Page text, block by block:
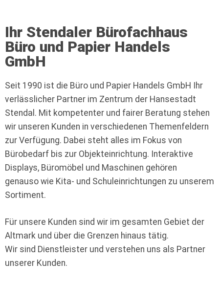
Ihr Stendaler Bürofachhaus
Büro und Papier Handels
GmbH
Seit 1990 ist die Büro und Papier Handels GmbH Ihr
verlässlicher Partner im Zentrum der Hansestadt
Stendal. Mit kompetenter und fairer Beratung stehen
wir unseren Kunden in verschiedenen Themenfeldern
zur Verfügung. Dabei steht alles im Fokus von
Bürobedarf bis zur Objekteinrichtung. Interaktive
Displays, Büromöbel und Maschinen gehören
genauso wie Kita- und Schuleinrichtungen zu unserem
Sortiment.
Für unsere Kunden sind wir im gesamten Gebiet der
Altmark und über die Grenzen hinaus tätig.
Wir sind Dienstleister und verstehen uns als Partner
unserer Kunden.